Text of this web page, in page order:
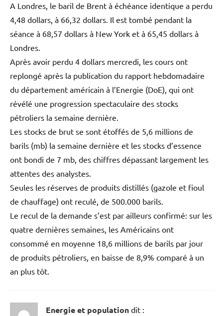
A Londres, le baril de Brent à échéance identique a perdu
4,48 dollars, à 66,32 dollars. Il est tombé pendant la
séance à 68,57 dollars à New York et à 65,45 dollars à
Londres.
Après avoir perdu 4 dollars mercredi, les cours ont
replongé après la publication du rapport hebdomadaire
du département américain à l’Energie (DoE), qui ont
révélé une progression spectaculaire des stocks
pétroliers la semaine dernière.
Les stocks de brut se sont étoffés de 5,6 millions de
barils (mb) la semaine dernière et les stocks d’essence
ont bondi de 7 mb, des chiffres dépassant largement les
attentes des analystes.
Seules les réserves de produits distillés (gazole et fioul
de chauffage) ont reculé, de 500.000 barils.
Le recul de la demande s’est par ailleurs confirmé: sur les
quatre dernières semaines, les Américains ont
consommé en moyenne 18,6 millions de barils par jour
de produits pétroliers, en baisse de 8,9% comparé à un
an plus tôt.
Energie et population dit :